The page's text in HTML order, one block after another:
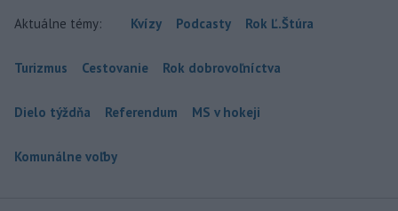
Aktuálne témy: Kvízy Podcasty Rok Ľ.Štúra
Turizmus Cestovanie Rok dobrovoľníctva
Dielo týždňa Referendum MS v hokeji
Komunálne voľby